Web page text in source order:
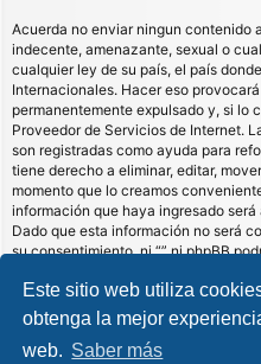
Este sitio web utiliza
obtenga la mejor
web. Saber más
Acuerda no enviar ningun contenido
indecente, amenazante, sexual o
cualquier ley de su país, el país
Internacionales. Hacer eso
permanentemente expulsado y, si lo
Proveedor de Servicios de Internet.
son registradas como ayuda para
tiene derecho a eliminar, editar,
momento que lo creamos
información que haya ingresado
Dado que esta información no será
su consentimiento, ni “” ni phpBB
comprometidos.
Inicio (Web) Foro Punta de Lanza